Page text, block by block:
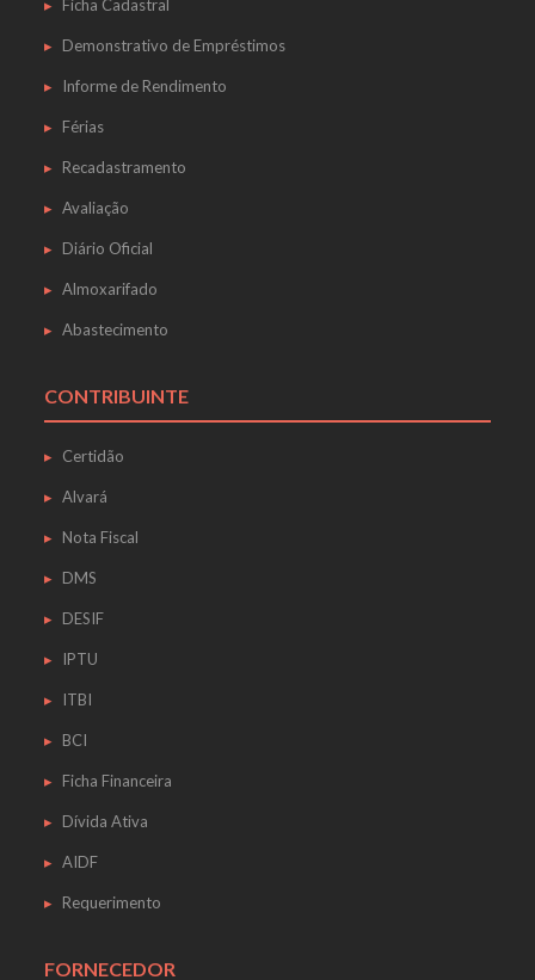
Ficha Cadastral
Demonstrativo de Empréstimos
Informe de Rendimento
Férias
Recadastramento
Avaliação
Diário Oficial
Almoxarifado
Abastecimento
CONTRIBUINTE
Certidão
Alvará
Nota Fiscal
DMS
DESIF
IPTU
ITBI
BCI
Ficha Financeira
Dívida Ativa
AIDF
Requerimento
FORNECEDOR